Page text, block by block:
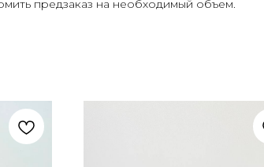
предзаказ на необходимый объем.